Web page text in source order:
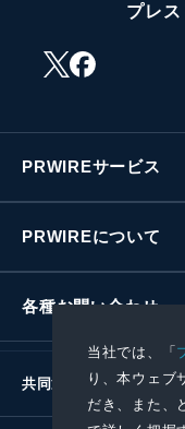
当社では、「
り、本ウェブ
だき、また、
プレ
PRWIREサービス
PRWIREについて
各種お問い合わせ
共同通信社グループ